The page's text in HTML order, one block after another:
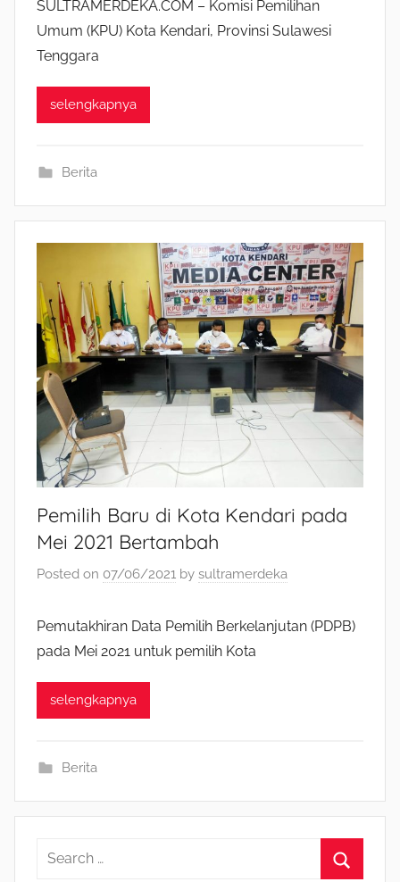
SULTRAMERDEKA.COM – Komisi Pemilihan
Umum (KPU) Kota Kendari, Provinsi Sulawesi
Tenggara
selengkapnya
Berita
Pemilih Baru di Kota Kendari pada
Mei 2021 Bertambah
Posted on 07/06/2021 by sultramerdeka
Pemutakhiran Data Pemilih Berkelanjutan (PDPB)
pada Mei 2021 untuk pemilih Kota
selengkapnya
Berita